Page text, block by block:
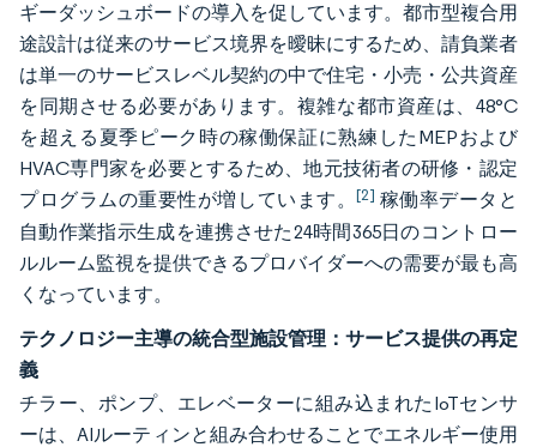
ギーダッシュボードの導入を促しています。都市型複合用
途設計は従来のサービス境界を曖昧にするため、請負業者
は単一のサービスレベル契約の中で住宅・小売・公共資産
を同期させる必要があります。複雑な都市資産は、48°C
を超える夏季ピーク時の稼働保証に熟練したMEPおよび
HVAC専門家を必要とするため、地元技術者の研修・認定
プログラムの重要性が増しています。[2] 稼働率データと
自動作業指示生成を連携させた24時間365日のコントロー
ルルーム監視を提供できるプロバイダーへの需要が最も高
くなっています。
テクノロジー主導の統合型施設管理：サービス提供の再定
義
チラー、ポンプ、エレベーターに組み込まれたIoTセンサ
ーは、AIルーティンと組み合わせることでエネルギー使用